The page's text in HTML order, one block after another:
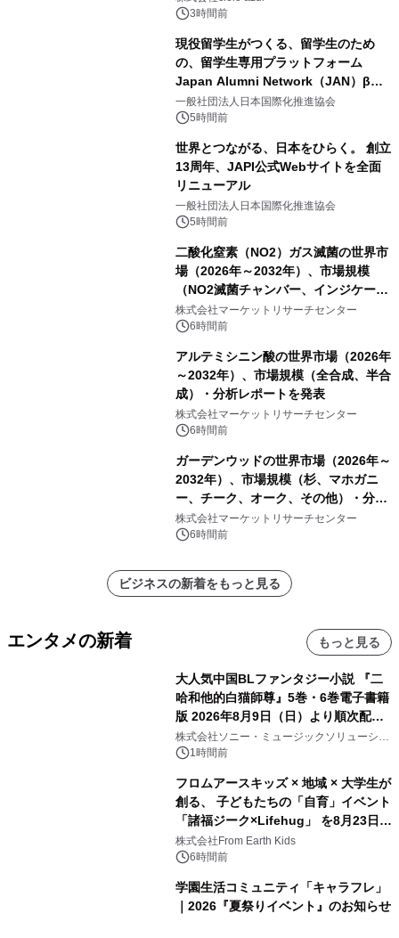
3時間前
現役留学生がつくる、留学生のため
の、留学生専用プラットフォーム
Japan Alumni Network（JAN）β版
をリリース
一般社団法人日本国際化推進協会
5時間前
世界とつながる、日本をひらく。 創立
13周年、JAPI公式Webサイトを全面
リニューアル
一般社団法人日本国際化推進協会
5時間前
二酸化窒素（NO2）ガス滅菌の世界市
場（2026年～2032年）、市場規模
（NO2滅菌チャンバー、インジケータ
ーおよびモニタリングシステム、その
他）・分析レポートを発表
株式会社マーケットリサーチセンター
6時間前
アルテミシニン酸の世界市場（2026年
～2032年）、市場規模（全合成、半合
成）・分析レポートを発表
株式会社マーケットリサーチセンター
6時間前
ガーデンウッドの世界市場（2026年～
2032年）、市場規模（杉、マホガニ
ー、チーク、オーク、その他）・分析
レポートを発表
株式会社マーケットリサーチセンター
6時間前
ビジネスの新着をもっと見る
エンタメの新着 もっと見る
大人気中国BLファンタジー小説 『二
哈和他的白猫師尊』5巻・6巻電子書籍
版 2026年8月9日（日）より順次配信
開始
株式会社ソニー・ミュージックソリューショ
ンズ1時間前
フロムアースキッズ × 地域 × 大学生が
創る、 子どもたちの「自育」イベント
「諸福ジーク×Lifehug」 を8月23日
(日)開催
株式会社From Earth Kids
6時間前
学園生活コミュニティ「キャラフレ」
｜2026『夏祭りイベント』のお知らせ